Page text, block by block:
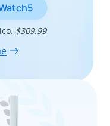
$309.99